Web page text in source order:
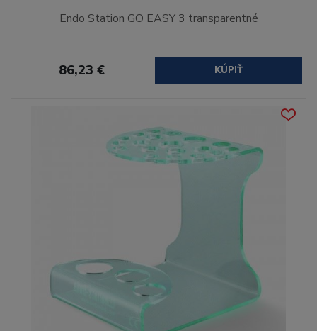
Endo Station GO EASY 3 transparentné
86,23 € KÚPIŤ